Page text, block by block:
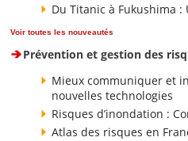
Du Titanic à Fukushima
Voir toutes les nouveautés
Prévention et gestion des
Mieux communiquer et
nouvelles technologies
Risques d’inondation :
Atlas des risques en